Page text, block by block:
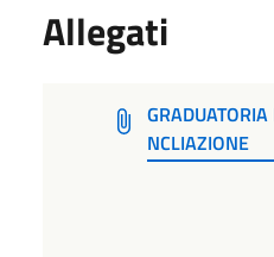
Allegati
NCLIAZIONE